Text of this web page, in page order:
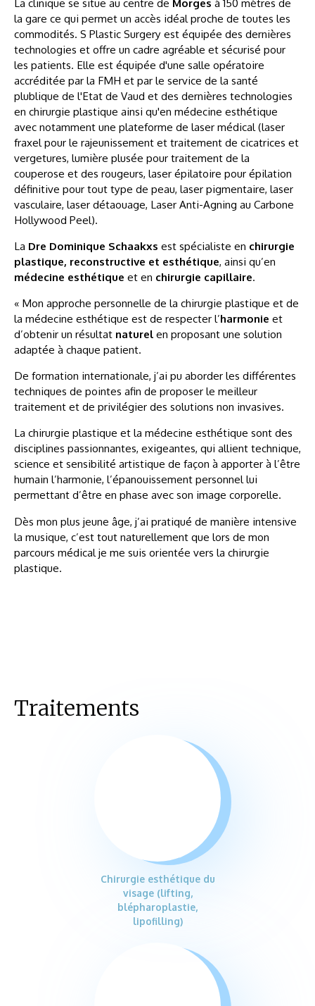
la gare ce qui permet un accès idéal proche de toutes les
commodités. S Plastic Surgery est équipée des dernières
technologies et offre un cadre agréable et sécurisé pour
les patients. Elle est équipée d'une salle opératoire
accréditée par la FMH et par le service de la santé
plublique de l'Etat de Vaud et des dernières technologies
en chirurgie plastique ainsi qu'en médecine esthétique
avec notamment une plateforme de laser médical (laser
fraxel pour le rajeunissement et traitement de cicatrices et
vergetures, lumière plusée pour traitement de la
couperose et des rougeurs, laser épilatoire pour épilation
définitive pour tout type de peau, laser pigmentaire, laser
vasculaire, laser détaouage, Laser Anti-Agning au Carbone
Hollywood Peel).
La Dre Dominique Schaakxs est spécialiste en chirurgie
plastique, reconstructive et esthétique, ainsi qu’en
médecine esthétique et en chirurgie capillaire.
« Mon approche personnelle de la chirurgie plastique et de
la médecine esthétique est de respecter l’harmonie et
d’obtenir un résultat naturel en proposant une solution
adaptée à chaque patient.
De formation internationale, j’ai pu aborder les différentes
techniques de pointes afin de proposer le meilleur
traitement et de privilégier des solutions non invasives.
La chirurgie plastique et la médecine esthétique sont des
disciplines passionnantes, exigeantes, qui allient technique,
science et sensibilité artistique de façon à apporter à l’être
humain l’harmonie, l’épanouissement personnel lui
permettant d’être en phase avec son image corporelle.
Dès mon plus jeune âge, j’ai pratiqué de manière intensive
la musique, c’est tout naturellement que lors de mon
parcours médical je me suis orientée vers la chirurgie
plastique.
Traitements
Chirurgie esthétique du
visage (lifting,
blépharoplastie,
lipofilling)